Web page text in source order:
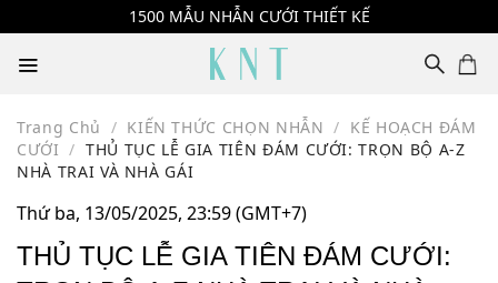
to
content
1500 MẪU NHẪN CƯỚI THIẾT KẾ
Trang Chủ / KIẾN THỨC CHỌN NHẪN / KẾ HOẠCH ĐÁM
CƯỚI / THỦ TỤC LỄ GIA TIÊN ĐÁM CƯỚI: TRỌN BỘ A-Z
NHÀ TRAI VÀ NHÀ GÁI
Thứ ba, 13/05/2025, 23:59 (GMT+7)
THỦ TỤC LỄ GIA TIÊN ĐÁM CƯỚI: